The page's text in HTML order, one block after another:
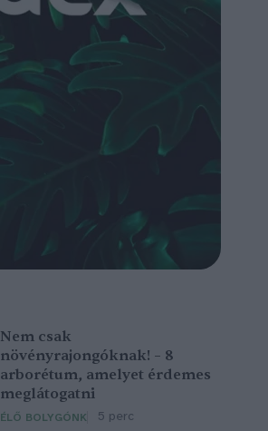
Nem csak
növényrajongóknak! – 8
arborétum, amelyet érdemes
meglátogatni
ÉLŐ BOLYGÓNK 5 perc